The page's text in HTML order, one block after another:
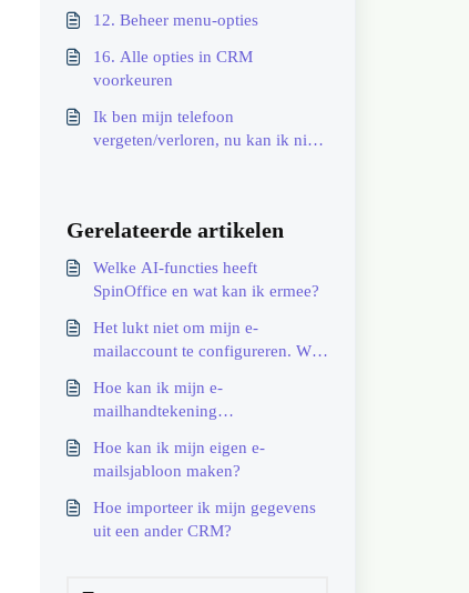
12. Beheer menu-opties
16. Alle opties in CRM
voorkeuren
Ik ben mijn telefoon
vergeten/verloren, nu kan ik niet
Gerelateerde artikelen
Welke AI-functies heeft
SpinOffice en wat kan ik ermee?
Het lukt niet om mijn e-
mailaccount te configureren. Wat
Hoe kan ik mijn e-
mailhandtekening
Hoe kan ik mijn eigen e-
mailsjabloon maken?
Hoe importeer ik mijn gegevens
uit een ander CRM?